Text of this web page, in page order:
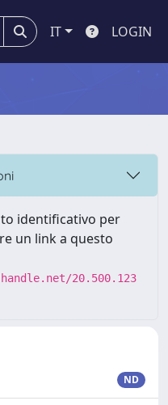
IT LOGIN
identificativo per
un link a questo
20.500.123
ND